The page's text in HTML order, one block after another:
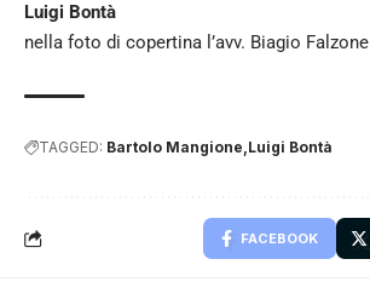
Luigi Bontà
nella foto di copertina l’avv. Biagio Falzone
TAGGED: Bartolo Mangione Luigi Bontà
FACEBOOK